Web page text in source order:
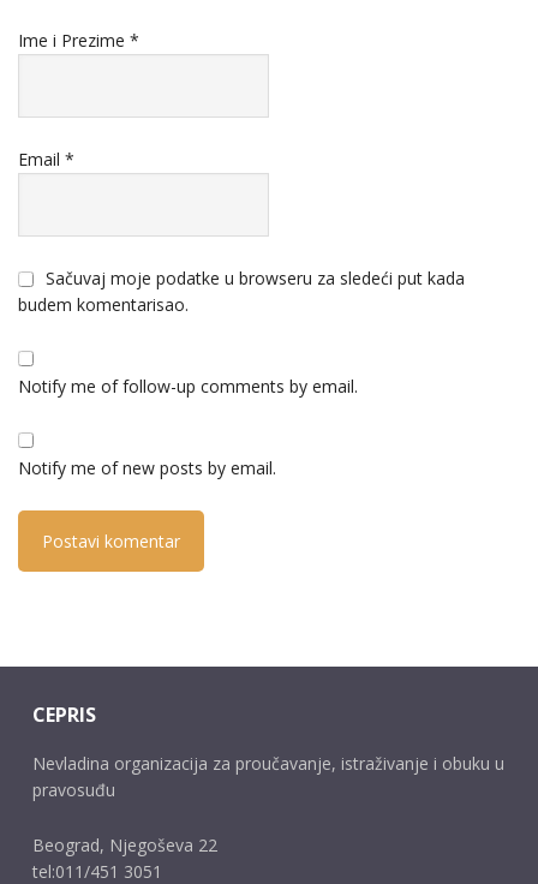
Ime i Prezime *
Email *
Sačuvaj moje podatke u browseru za sledeći put kada
budem komentarisao.
Notify me of follow-up comments by email.
Notify me of new posts by email.
CEPRIS
Nevladina organizacija za proučavanje, istraživanje i obuku u
pravosuđu
Beograd, Njegoševa 22
tel:011/451 3051